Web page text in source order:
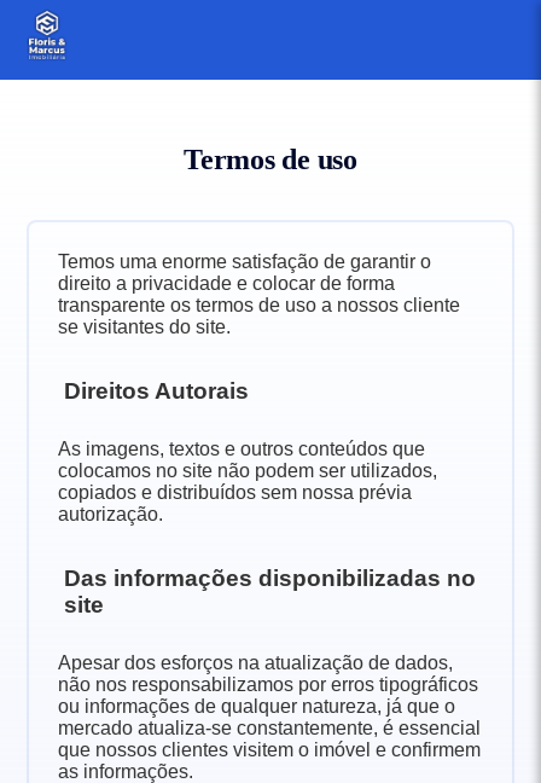
termos de uso
Temos uma enorme satisfação de garantir o
direito a privacidade e colocar de forma
transparente os termos de uso a nossos cliente
se visitantes do site.
Direitos Autorais
As imagens, textos e outros conteúdos que
colocamos no site não podem ser utilizados,
copiados e distribuídos sem nossa prévia
autorização.
Das informações disponibilizadas no
site
Apesar dos esforços na atualização de dados,
não nos responsabilizamos por erros tipográficos
ou informações de qualquer natureza, já que o
mercado atualiza-se constantemente, é essencial
que nossos clientes visitem o imóvel e confirmem
as informações.